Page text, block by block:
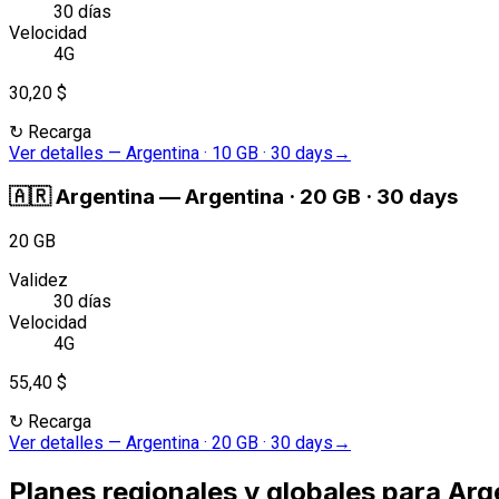
30 días
Velocidad
4G
30,20 $
↻ Recarga
Ver detalles — Argentina · 10 GB · 30 days →
🇦🇷Argentina —Argentina · 20 GB · 30 days
20 GB
Validez
30 días
Velocidad
4G
55,40 $
↻ Recarga
Ver detalles — Argentina · 20 GB · 30 days →
Planes regionales y globales para